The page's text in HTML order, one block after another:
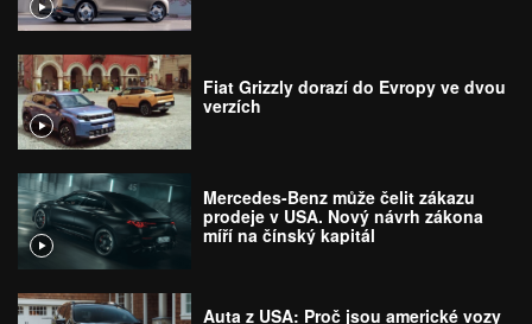
Fiat Grizzly dorazí do Evropy ve dvou
verzích
Mercedes-Benz může čelit zákazu
prodeje v USA. Nový návrh zákona
míří na čínský kapitál
Auta z USA: Proč jsou americké vozy